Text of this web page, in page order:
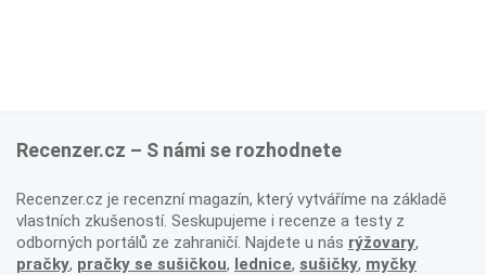
Recenzer.cz – S námi se rozhodnete
Recenzer.cz je recenzní magazín, který vytváříme na základě
vlastních zkušeností. Seskupujeme i recenze a testy z
odborných portálů ze zahraničí. Najdete u nás rýžovary,
pračky, pračky se sušičkou, lednice, sušičky, myčky